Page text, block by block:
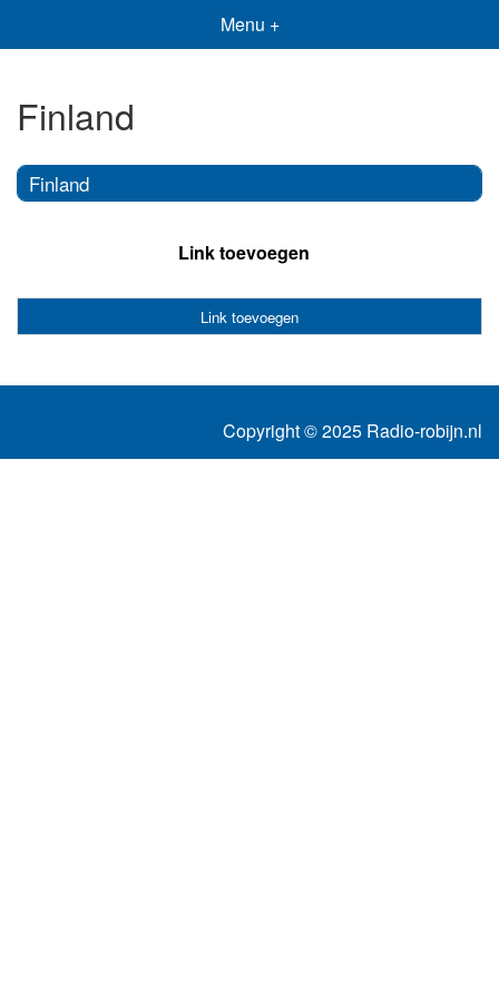
Menu +
Finland
Finland
Link toevoegen
Link toevoegen
Copyright © 2025 Radio-robijn.nl